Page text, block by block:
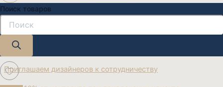
Поиск товаров
E-mail:info@katarsis-mebel.ru
Приглашаем дизайнеров к сотрудничеству